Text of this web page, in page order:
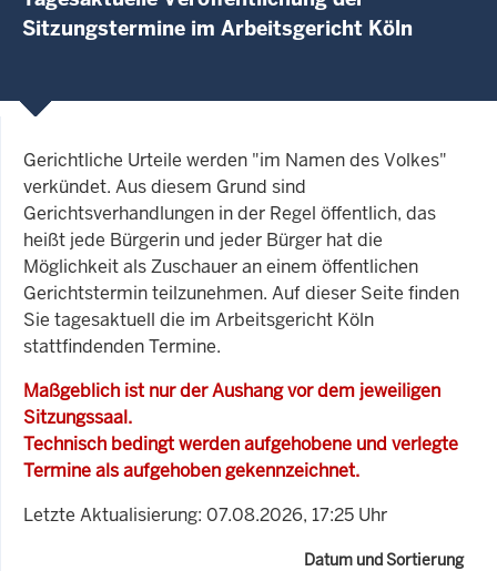
Sitzungstermine im Arbeitsgericht Köln
Gerichtliche Urteile werden "im Namen des Volkes"
verkündet. Aus diesem Grund sind
Gerichtsverhandlungen in der Regel öffentlich, das
heißt jede Bürgerin und jeder Bürger hat die
Möglichkeit als Zuschauer an einem öffentlichen
Gerichtstermin teilzunehmen. Auf dieser Seite finden
Sie tagesaktuell die im Arbeitsgericht Köln
stattfindenden Termine.
Maßgeblich ist nur der Aushang vor dem jeweiligen
Sitzungssaal.
Technisch bedingt werden aufgehobene und verlegte
Termine als aufgehoben gekennzeichnet.
Letzte Aktualisierung: 07.08.2026, 17:25 Uhr
Datum und Sortierung